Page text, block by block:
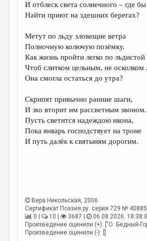
ОТ РЕДАКЦИИ
ЭССЕИСТИКА
ЛИТЕРАТУРОВЕДЕНИЕ
КУЛЬТУРОВЕДЕНИЕ
РЕЦЕНЗИРОВАНИЕ
ЦИКЛЫ ПУБЛИКАЦИЙ
ТРЕДИАКОВСКИЙ
И отблеск света солнечного – где бы
Найти приют на здешних берегах?
Метут по льду зловещие ветра
Полночную колючую позёмку.
Как жизнь пройти легко по
Чтоб слитком цельным, не осколком
Она смогла остаться до утра?
Скрипят привычно ранние шаги,
И эхо вторит им рассветным звоном.
Пусть светится надеждою икона,
Пока январь господствует на троне
И путь далёк к святыням дорогим.
Вера Никольская, 2006
Сертификат Поэзия.ру: серия 729 №
0 |
10 | 3687 |
06.08.2026.
Произведение оценили (+): ["О. Бедный-
Произведение оценили (-): []